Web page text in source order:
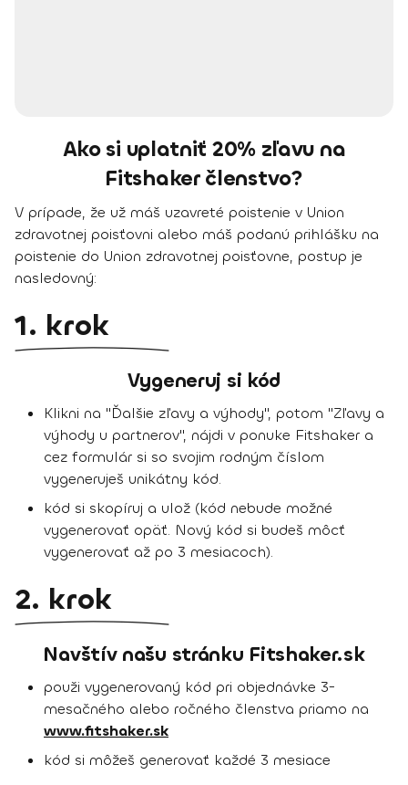
Ako si uplatniť 20% zľavu na
Fitshaker členstvo?
V prípade, že už máš uzavreté poistenie v Union
zdravotnej poisťovni alebo máš podanú prihlášku na
poistenie do Union zdravotnej poisťovne, postup je
nasledovný:
1. krok
Vygeneruj si kód
Klikni na "Ďalšie zľavy a výhody", potom "Zľavy a
výhody u partnerov", nájdi v ponuke Fitshaker a
cez formulár si so svojim rodným číslom
vygeneruješ unikátny kód.
kód si skopíruj a ulož (kód nebude možné
vygenerovať opäť. Nový kód si budeš môcť
vygenerovať až po 3 mesiacoch).
2. krok
Navštív našu stránku Fitshaker.sk
použi vygenerovaný kód pri objednávke 3-
mesačného alebo ročného členstva priamo na
www.fitshaker.sk
kód si môžeš generovať každé 3 mesiace